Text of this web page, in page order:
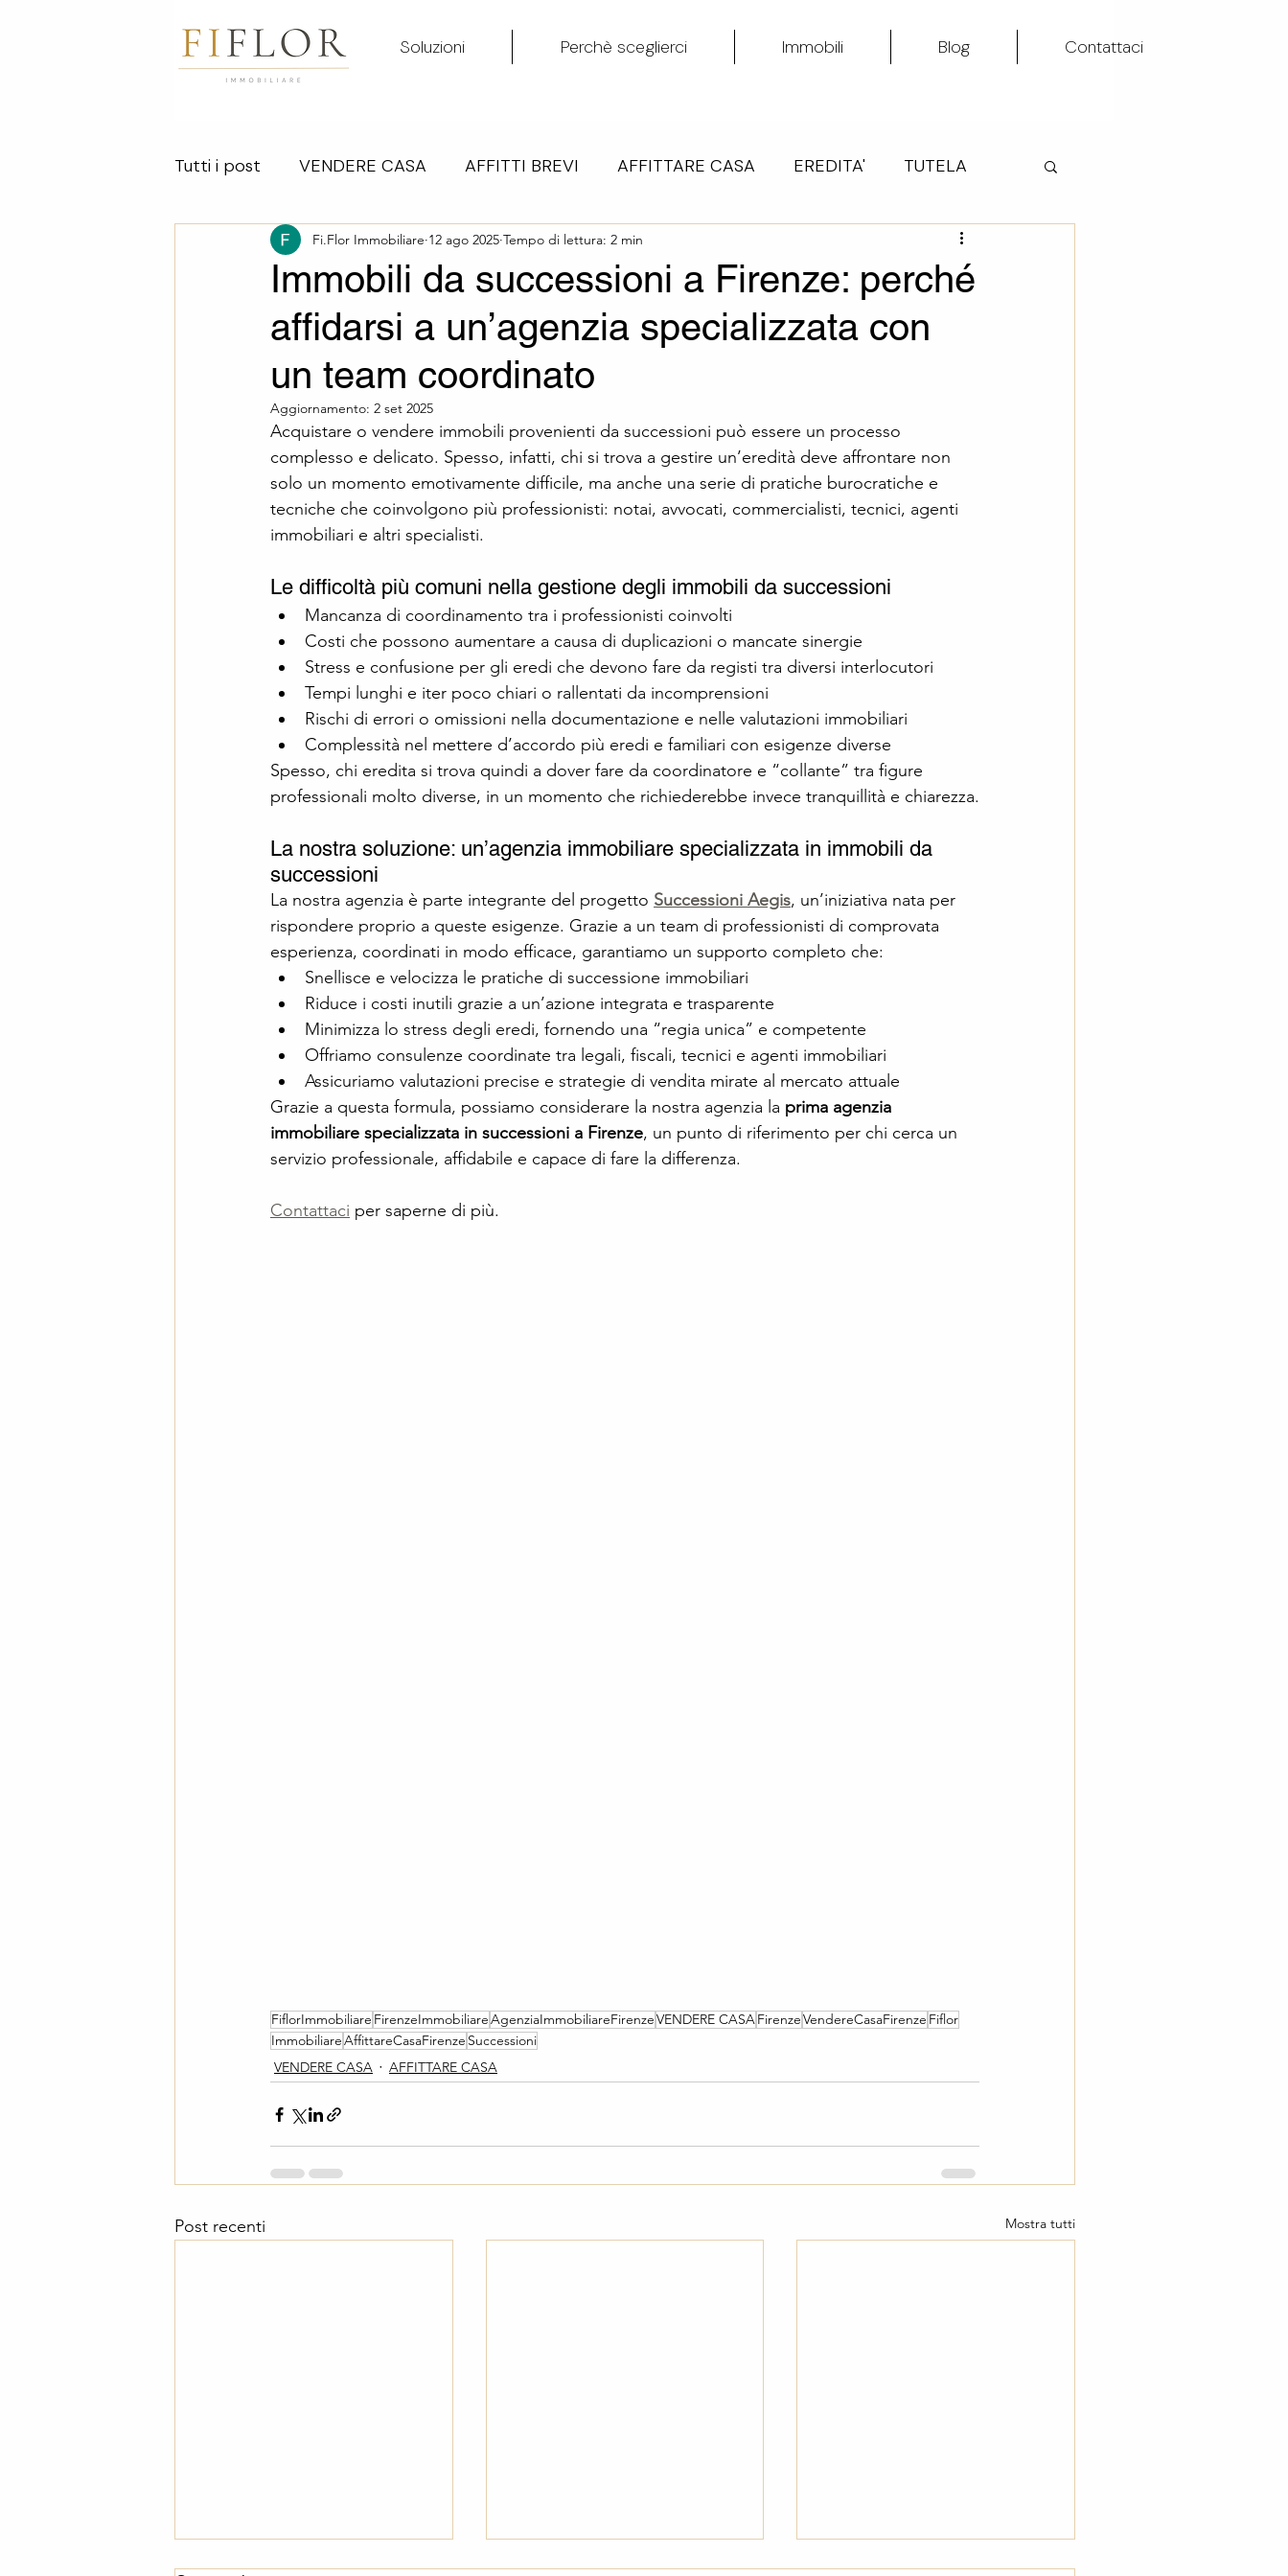
Soluzioni Perchè sceglierci Immobili Blog Contattaci
Tutti i post VENDERE CASA AFFITTI BREVI AFFITTARE CASA EREDITA' TUTELA
VALUTAZIONI VENDERE QUOTE SOCIETA' CON IMMOBILI
VENDERE UN IMMOBILE COMPRARE CASA DONAZIONI CEDERE ATTIVITA'
Immobili da successioni a Firenze: perché
affidarsi a un’agenzia specializzata con
un team coordinato
Fi.Flor Immobiliare 12 ago 2025 Tempo di lettura: 2 min
Aggiornamento: 2 set 2025
Acquistare o vendere immobili provenienti da successioni può essere un processo
complesso e delicato. Spesso, infatti, chi si trova a gestire un’eredità deve affrontare non
solo un momento emotivamente difficile, ma anche una serie di pratiche burocratiche e
tecniche che coinvolgono più professionisti: notai, avvocati, commercialisti, tecnici, agenti
immobiliari e altri specialisti.
Le difficoltà più comuni nella gestione degli immobili da successioni
Mancanza di coordinamento tra i professionisti coinvolti
Costi che possono aumentare a causa di duplicazioni o mancate sinergie
Stress e confusione per gli eredi che devono fare da registi tra diversi interlocutori
Tempi lunghi e iter poco chiari o rallentati da incomprensioni
Rischi di errori o omissioni nella documentazione e nelle valutazioni immobiliari
Complessità nel mettere d’accordo più eredi e familiari con esigenze diverse
Spesso, chi eredita si trova quindi a dover fare da coordinatore e “collante” tra figure
professionali molto diverse, in un momento che richiederebbe invece tranquillità e chiarezza.
La nostra soluzione: un’agenzia immobiliare specializzata in immobili da
successioni
La nostra agenzia è parte integrante del progetto Successioni Aegis, un’iniziativa nata per
rispondere proprio a queste esigenze. Grazie a un team di professionisti di comprovata
esperienza, coordinati in modo efficace, garantiamo un supporto completo che:
Snellisce e velocizza le pratiche di successione immobiliari
Riduce i costi inutili grazie a un’azione integrata e trasparente
Minimizza lo stress degli eredi, fornendo una “regia unica” e competente
Offriamo consulenze coordinate tra legali, fiscali, tecnici e agenti immobiliari
Assicuriamo valutazioni precise e strategie di vendita mirate al mercato attuale
Grazie a questa formula, possiamo considerare la nostra agenzia la prima agenzia
immobiliare specializzata in successioni a Firenze, un punto di riferimento per chi cerca un
servizio professionale, affidabile e capace di fare la differenza.
Contattaci per saperne di più.
FiflorImmobiliare FirenzeImmobiliareAgenziaImmobiliareFirenzeVENDERE CASAFirenzeVendereCasaFirenze Fiflor
ImmobiliareAffittareCasaFirenze Successioni
VENDERE CASA
AFFITTARE CASA
Post recenti Mostra tutti